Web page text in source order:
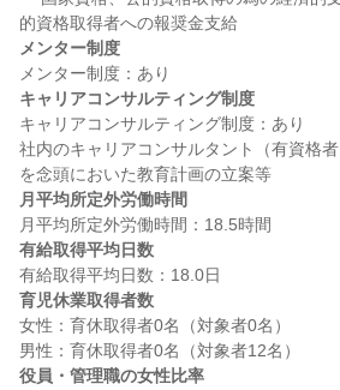
メンター制度
キャリアコンサルティング制度
キャリアコンサルティング制度：あり
社内のキャリアコンサルタント（有資格
月平均所定外労働時間
有給取得平均日数
育児休業取得者数
女性：育休取得者0名（対象者0名）
役員・管理職の女性比率